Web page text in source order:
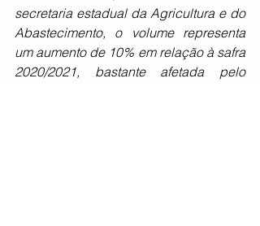
secretaria estadual da Agricultura e do
Abastecimento, o volume representa
um aumento de 10% em relação à safra
2020/2021, bastante afetada pelo